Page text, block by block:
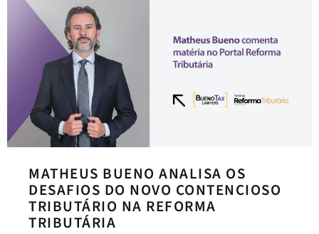
MATHEUS BUENO ANALISA OS
DESAFIOS DO NOVO CONTENCIOSO
TRIBUTÁRIO NA REFORMA
TRIBUTÁRIA